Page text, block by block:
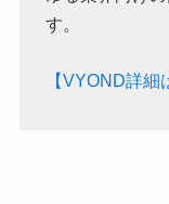
す。
【VYOND詳細